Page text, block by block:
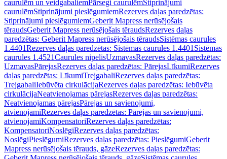
caurulēm un veidgabaliemPārsegi caurulēmStiprinājumi
caurulēmStiprinājumi pieslēgumiemRezerves daļas paredzētas:
Stiprinājumi pieslēgumiemGeberit Mapress nerūsējošais
tēraudsGeberit Mapress nerūsējošais tēraudsRezerves daļas
paredzētas: Geberit Mapress nerūsējošais tēraudsSistēmas caurules
1.4401Rezerves daļas paredzētas: Sistēmas caurules 1.4401 Sistēmas
caurules 1.4521Caurules nipelisUzmavasRezerves daļas paredzētas:
UzmavasPārejasRezerves daļas paredzētas: PārejasLīkumiRezerves
daļas paredzētas: LīkumiTrejgabaliRezerves daļas paredzētas:
TrejgabaliIebūvēta cirkulācijaRezerves daļas paredzētas: Iebūvēta
cirkulācijaNeatvienojamas pārejasRezerves daļas paredzētas:
Neatvienojamas pārejasPārejas un savienojumi,
atvienojamiRezerves daļas paredzētas: Pārejas un savienojumi,
atvienojamiKompensatoriRezerves daļas paredzētas:
KompensatoriNoslēgiRezerves daļas paredzētas:
NoslēgiPieslēgumiRezerves daļas paredzētas: PieslēgumiGeberit
Mapress nerūsējošais tērauds, gāzeRezerves daļas paredzētas: